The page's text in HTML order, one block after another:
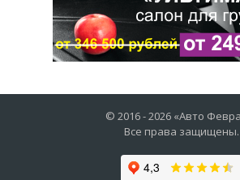
© 2016 -2026 «Авто
Все права защищены.